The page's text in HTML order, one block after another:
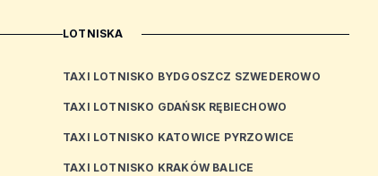
LOTNISKA
TAXI LOTNISKO BYDGOSZCZ SZWEDEROWO
TAXI LOTNISKO GDAŃSK RĘBIECHOWO
TAXI LOTNISKO KATOWICE PYRZOWICE
TAXI LOTNISKO KRAKÓW BALICE